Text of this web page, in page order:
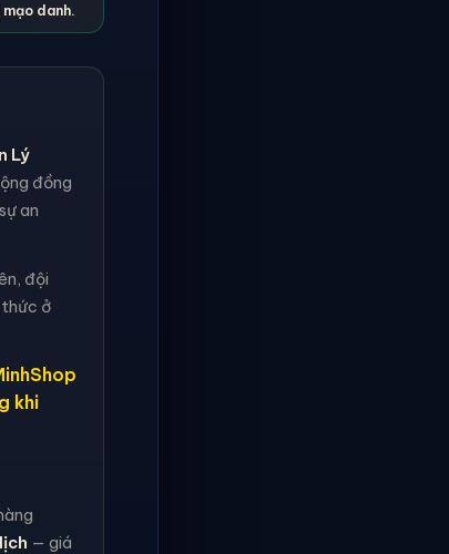
danh.
Lý
đồng
an
đội
thức ở
khi
— giá